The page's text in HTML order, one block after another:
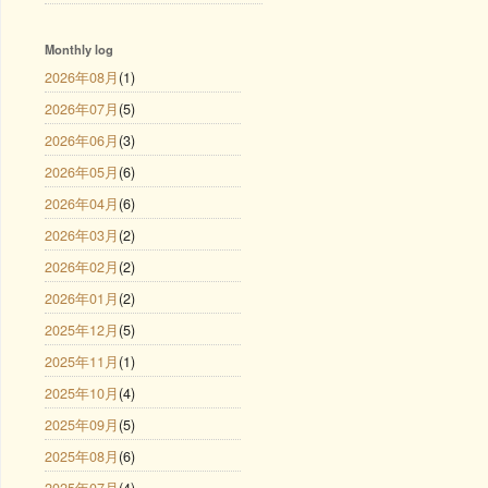
Monthly log
2026年08月 (1)
2026年07月 (5)
2026年06月 (3)
2026年05月 (6)
2026年04月 (6)
2026年03月 (2)
2026年02月 (2)
2026年01月 (2)
2025年12月 (5)
2025年11月 (1)
2025年10月 (4)
2025年09月 (5)
2025年08月 (6)